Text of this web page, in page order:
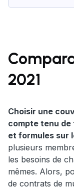
2021
Choisir une
compte tenu de
et formules sur
plusieurs
les besoins de
mêmes. Alors,
de contrats de